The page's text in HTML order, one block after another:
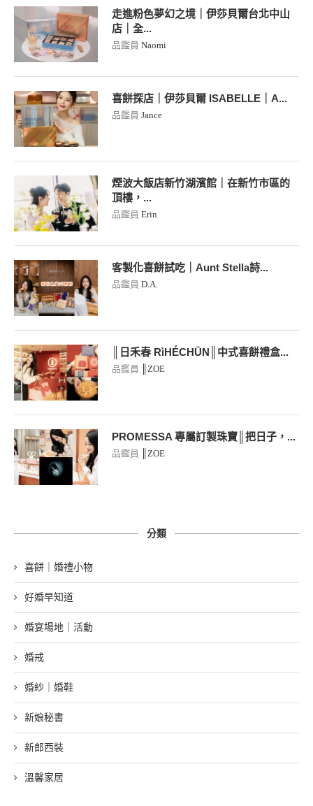
走進粉色夢幻之境｜伊莎貝爾台北中山
店｜全...
品鑑員 Naomi
喜餅探店｜伊莎貝爾 ISABELLE｜A...
品鑑員 Jance
煙波大飯店新竹湖濱館｜在新竹市區的
頂樓，...
品鑑員 Erin
客製化喜餅試吃｜Aunt Stella詩...
品鑑員 D.A.
║日禾春 RìHÉCHŪN║中式喜餅禮盒...
品鑑員 ║ZOE
PROMESSA 專屬訂製珠寶║把日子，...
品鑑員 ║ZOE
分類
喜餅｜婚禮小物
好婚早知道
婚宴場地｜活動
婚戒
婚紗｜婚鞋
新娘秘書
新郎西裝
溫馨家居